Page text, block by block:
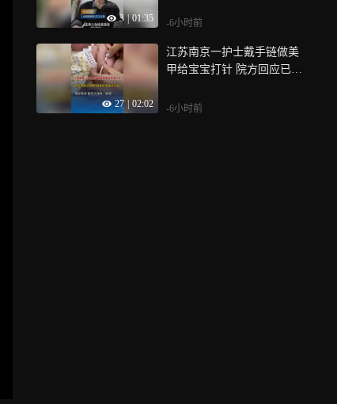
3 | 01:35 -6小时前
27 02:02
江苏南京一护士戴手链做美
甲给宝宝打针 院方回应已停
疗安全，容不下任何“装
-6小时前